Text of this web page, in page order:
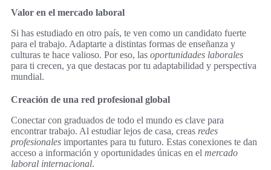
Valor en el mercado laboral
Si has estudiado en otro país, te ven como un candidato fuerte
para el trabajo. Adaptarte a distintas formas de enseñanza y
culturas te hace valioso. Por eso, las oportunidades laborales
para ti crecen, ya que destacas por tu adaptabilidad y perspectiva
mundial.
Creación de una red profesional global
Conectar con graduados de todo el mundo es clave para
encontrar trabajo. Al estudiar lejos de casa, creas redes
profesionales importantes para tu futuro. Estas conexiones te dan
acceso a información y oportunidades únicas en el mercado
laboral internacional.